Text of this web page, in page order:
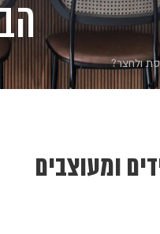
ולחצר?
ומעוצבים